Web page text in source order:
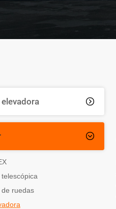


ruedas